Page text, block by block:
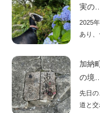
実の…
2025
あり
加納
の境…
先日
道と交